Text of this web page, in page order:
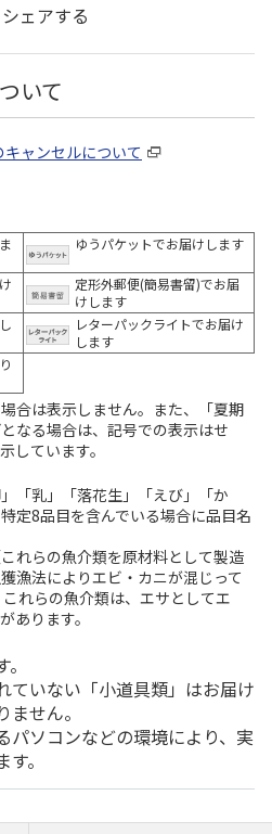
シェアする
いて
キャンセルについて
ゆうパケットでお届けします
定形外郵便(簡易書留)でお届
けします
レターパックライトでお届け
します
合は表示しません。また、「夏期
なる場合は、記号での表示はせ
しています。
「乳」「落花生」「えび」「か
定8品目を含んでいる場合に品目名
れらの魚介類を原材料として製造
漁法によりエビ・カニが混じって
れらの魚介類は、エサとしてエ
あります。
ていない「小道具類」はお届け
せん。
パソコンなどの環境により、実
。